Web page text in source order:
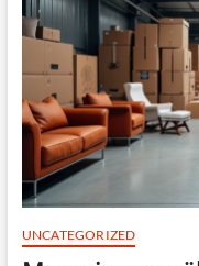
Stockholm
flexibla
alternativ
för
företag
i
alla
storlekar
UNCATEGORIZED